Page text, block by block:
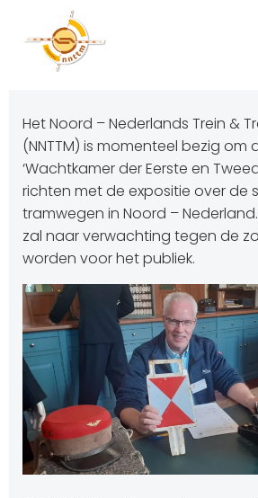
Het Noord – Nederlands Trein &
(NNTTM) is momenteel bezig om
‘Wachtkamer der Eerste en
richten met de expositie over de
tramwegen in Noord –
zal naar verwachting tegen de
worden voor het publiek.